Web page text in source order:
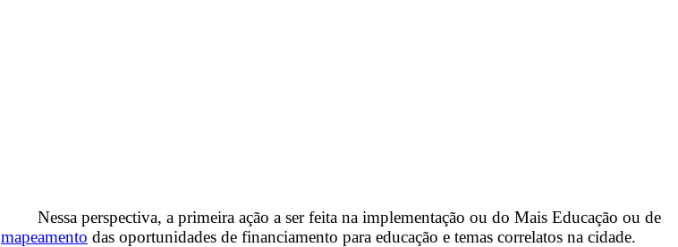
Nessa perspectiva, a primeira ação a ser feita na implementação ou do Mais Educação ou de
mapeamento das oportunidades de financiamento para educação e temas correlatos na cidade.